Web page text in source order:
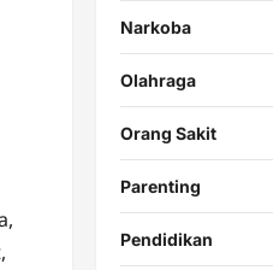
Narkoba
Olahraga
Orang Sakit
Parenting
Pendidikan